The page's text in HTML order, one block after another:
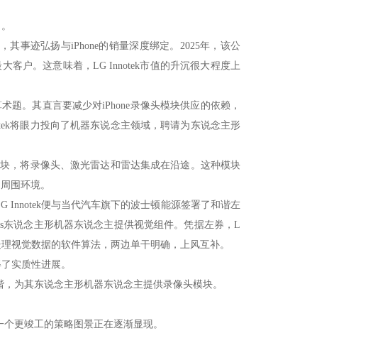
其事迹弘扬与iPhone的销量深度绑定。2025年，该公
客户。这意味着，LG Innotek市值的升沉很大程度上
题。其直言要减少对iPhone录像头模块供应的依赖，
将眼力投向了机器东说念主领域，聘请为东说念主形
，将录像头、激光雷达和雷达集成在沿途。这种模块
围环境。
Innotek便与当代汽车旗下的波士顿能源签署了和谐左
说念主形机器东说念主提供视觉组件。凭据左券，L
视觉数据的软件算法，两边单干明确，上风互补。
实质性进展。
为其东说念主形机器东说念主提供录像头模块。
更竣工的策略图景正在逐渐显现。